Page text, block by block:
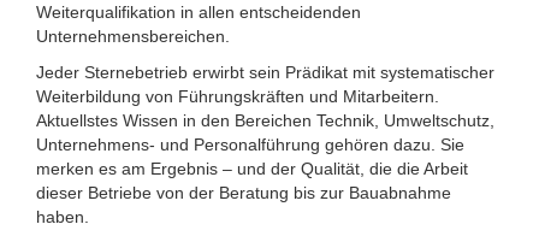
Weiterqualifikation in allen entscheidenden
Unternehmensbereichen.
Jeder Sternebetrieb erwirbt sein Prädikat mit systematischer
Weiterbildung von Führungskräften und Mitarbeitern.
Aktuellstes Wissen in den Bereichen Technik, Umweltschutz,
Unternehmens- und Personalführung gehören dazu. Sie
merken es am Ergebnis – und der Qualität, die die Arbeit
dieser Betriebe von der Beratung bis zur Bauabnahme
haben.